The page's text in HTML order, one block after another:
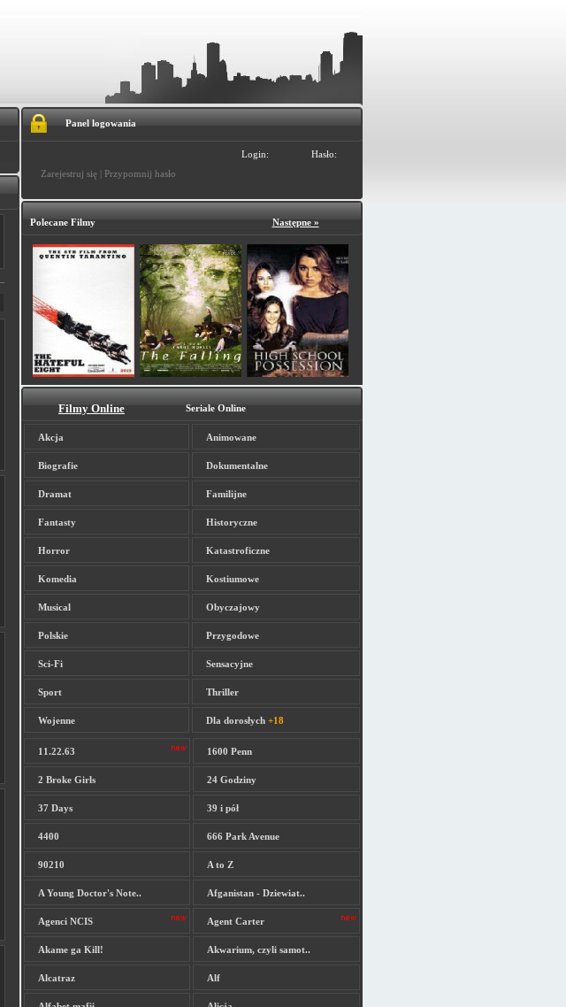
Panel logowania
Login:
Hasło:
Zarejestruj się | Przypomnij hasło
Polecane Filmy Następne »
Filmy Online Seriale Online
Akcja Animowane
Biografie Dokumentalne
Dramat Familijne
Fantasty Historyczne
Horror Katastroficzne
Komedia Kostiumowe
Musical Obyczajowy
Polskie Przygodowe
Sci-Fi Sensacyjne
Sport Thriller
Wojenne Dla dorosłych +18
11.22.63 1600 Penn
2 Broke Girls 24 Godziny
37 Days 39 i pół
4400 666 Park Avenue
90210 A to Z
A Young Doctor's Note.. Afganistan - Dziewiat..
Agenci NCIS Agent Carter
Akame ga Kill! Akwarium, czyli samot..
Alcatraz Alf